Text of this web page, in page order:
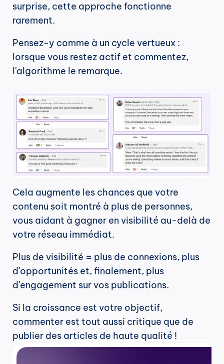
surprise, cette approche fonctionne
rarement.
Pensez-y comme à un cycle vertueux :
lorsque vous restez actif et commentez,
l'algorithme le remarque.
Cela augmente les chances que votre
contenu soit montré à plus de personnes,
vous aidant à gagner en visibilité au-delà de
votre réseau immédiat.
Plus de visibilité = plus de connexions, plus
d'opportunités et, finalement, plus
d'engagement sur vos publications.
Si la croissance est votre objectif,
commenter est tout aussi critique que de
publier des articles de haute qualité !